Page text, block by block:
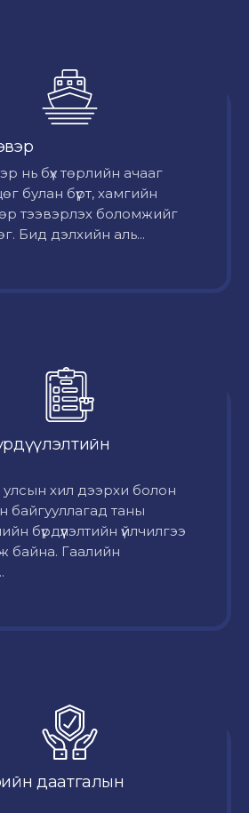
нь бүх төрлийн ачааг
булан бүрт, хамгийн
тээвэрлэх боломжийг
Бид дэлхийн аль...
хил дээрхи болон
байгууллагад таны
бүрдүүлэлтийн үйлчилгээ
байна. Гаалийн
даатгалын